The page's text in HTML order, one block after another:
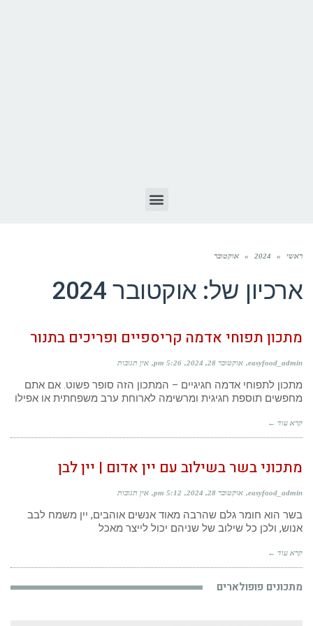
ראשי »
2024
» אוקטובר
ארכיון של:אוקטובר 2024
מתכון תפוחי אדמה קריספיים ופריכים בתנור
easyfood_admin אוקטובר 28, 2024 5:26 pm אין תגובות
מתכון לתפוחי אדמה חגיגיים – המתכון הזה סופר פשוט. אם אתם
מחפשים תוספת חגיגית ומרשימה לארוחת ערב משפחתית או אפילו
קרא עוד ←
מתכוני בשר בשילוב עם יין אדום | יין לבן
easyfood_admin אוקטובר 28, 2024 5:12 pm אין תגובות
בשר הוא חומר גלם שהרבה מאוד אנשים אוהבים, יין משמח לבב
אנוש, ולכן כל שילוב של שניהם יכול לייצר מאכל
קרא עוד ←
מתכונים פופולארים